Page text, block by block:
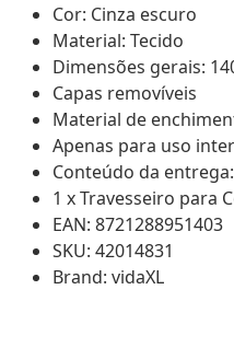
Cor: Cinza escuro
Material: Tecido
Dimensões gerais:
Capas removíveis
Material de
Apenas para uso
Conteúdo da entrega:
1 x Travesseiro para
EAN: 8721288951403
SKU: 42014831
Brand: vidaXL